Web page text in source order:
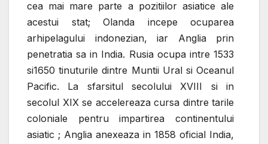
cea mai mare parte a pozitiilor asiatice ale
acestui stat; Olanda incepe ocuparea
arhipelagului indonezian, iar Anglia prin
penetratia sa in India. Rusia ocupa intre 1533
si1650 tinuturile dintre Muntii Ural si Oceanul
Pacific. La sfarsitul secolului XVIII si in
secolul XIX se accelereaza cursa dintre tarile
coloniale pentru impartirea continentului
asiatic ; Anglia anexeaza in 1858 oficial India,